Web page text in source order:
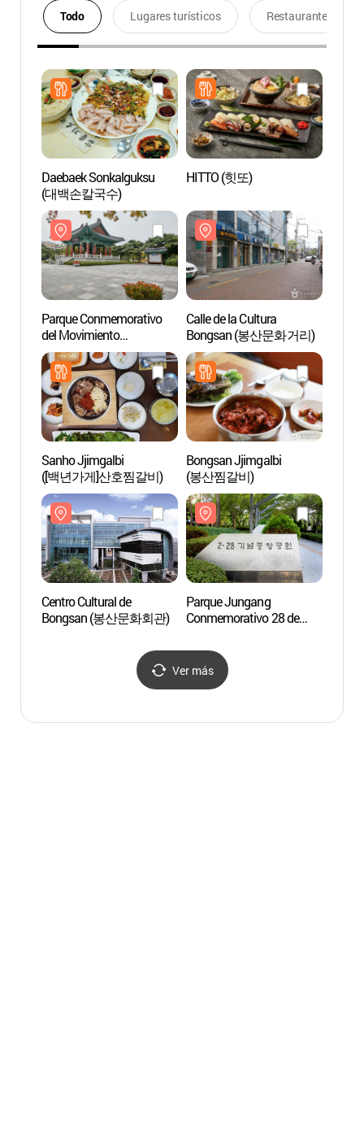
Todo Lugares turísticos Restaurantes
Daebaek Sonkalguksu
(대백손칼국수)
HITTO (힛또)
Parque Conmemorativo
del Movimiento
Gukchaebosang
(국채보상운동기념공원)
Calle de la Cultura
Bongsan (봉산문화거리)
Sanho Jjimgalbi
([백년가게]산호찜갈비)
Bongsan Jjimgalbi
(봉산찜갈비)
Centro Cultural de
Bongsan (봉산문화회관)
Parque Jungang
Conmemorativo 28 de
(2.28기념중앙공원)
Ver más